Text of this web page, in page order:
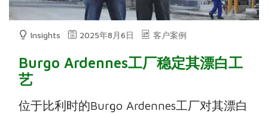
Insights 2025年8月6日 客户案例
Burgo Ardennes工厂稳定其漂白工
艺
位于比利时的Burgo Ardennes工厂对其漂白